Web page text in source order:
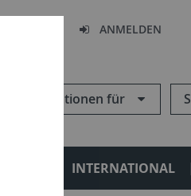
ANMELDEN
Informationen für
INTERNATIONAL